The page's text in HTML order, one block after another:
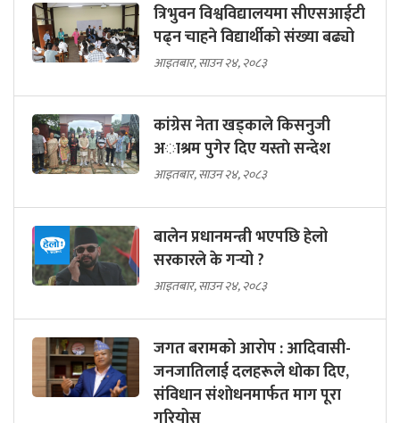
त्रिभुवन विश्वविद्यालयमा सीएसआईटी
पढ्न चाहने विद्यार्थीको संख्या बढ्यो
आइतबार, साउन २४, २०८३
कांग्रेस नेता खड्काले किसनुजी
अाश्रम पुगेर दिए यस्ताे सन्देश
आइतबार, साउन २४, २०८३
बालेन प्रधानमन्त्री भएपछि हेलो
सरकारले के गर्‍यो ?
आइतबार, साउन २४, २०८३
जगत बरामको आरोप : आदिवासी-
जनजातिलाई दलहरूले धाेका दिए,
संविधान संशाेधनमार्फत माग पूरा